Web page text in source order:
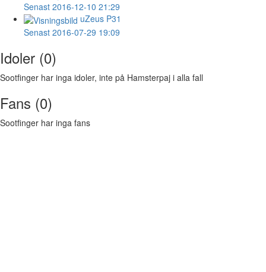
Senast 2016-12-10 21:29
uZeus P31
Senast 2016-07-29 19:09
Idoler (0)
Sootfinger har inga idoler, inte på Hamsterpaj i alla fall
Fans (0)
Sootfinger har inga fans